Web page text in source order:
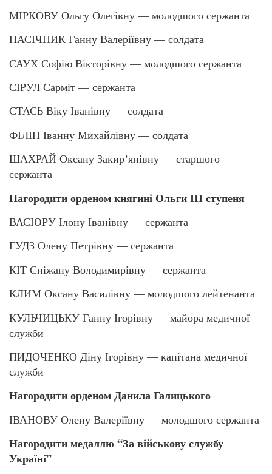
МІРКОВУ Ольгу Олегівну — молодшого сержанта
ПАСІЧНИК Ганну Валеріївну — солдата
САУХ Софію Вікторівну — молодшого сержанта
СІРУЛ Сарміт — сержанта
СТАСЬ Віку Іванівну — солдата
ФІЛІП Іванну Михайлівну — солдата
ШАХРАЙ Оксану Закирʼянівну — старшого
сержанта
Нагородити орденом княгині Ольги ІІІ ступеня
ВАСЮРУ Ілону Іванівну — сержанта
ГУДЗ Олену Петрівну — сержанта
КІТ Сніжану Володимирівну — сержанта
КЛИМ Оксану Василівну — молодшого лейтенанта
КУЛЬЧИЦЬКУ Ганну Ігорівну — майора медичної
служби
ПИДОЧЕНКО Діну Ігорівну — капітана медичної
служби
Нагородити орденом Данила Галицького
ІВАНОВУ Олену Валеріївну — молодшого сержанта
Нагородити медаллю “За військову службу
Україні”